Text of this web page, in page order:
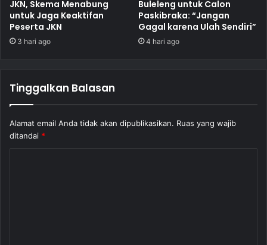
JKN, Skema Menabung
untuk Jaga Keaktifan
Peserta JKN
3 hari ago
Buleleng untuk Calon
Paskibraka: “Jangan
Gagal karena Ulah Sendiri”
4 hari ago
Tinggalkan Balasan
Alamat email Anda tidak akan dipublikasikan. Ruas yang wajib
ditandai *